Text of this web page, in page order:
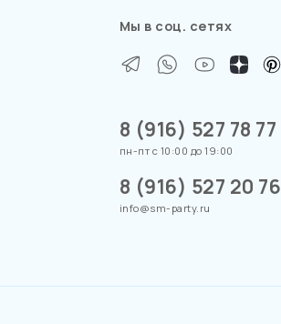
Мы в соц. сетях
8 (916) 527 78 77
пн-пт с 10:00 до 19:00
8 (916) 527 20 76
info@sm-party.ru